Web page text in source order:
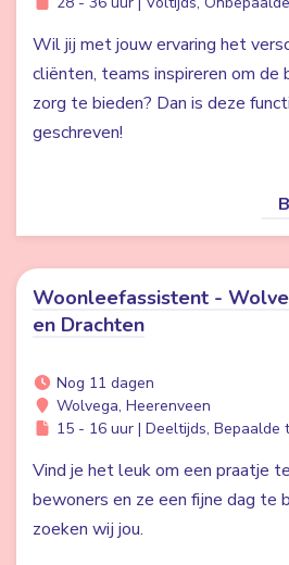
Wil jij met jouw ervaring het
cliënten, teams inspireren om
zorg te bieden? Dan is deze
geschreven!
Woonleefassistent -
en Drachten
Nog 11 dagen
Wolvega, Heerenveen
15 - 16 uur | Deeltijds, Bepaalde
Vind je het leuk om een praatje
bewoners en ze een fijne dag te
zoeken wij jou.